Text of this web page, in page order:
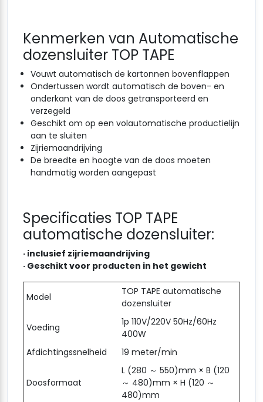
Kenmerken van Automatische
dozensluiter TOP TAPE
Vouwt automatisch de kartonnen bovenflappen
Ondertussen wordt automatisch de boven- en
onderkant van de doos getransporteerd en
verzegeld
Geschikt om op een volautomatische productielijn
aan te sluiten
Zijriemaandrijving
De breedte en hoogte van de doos moeten
handmatig worden aangepast
Specificaties TOP TAPE
automatische dozensluiter:
· inclusief zijriemaandrijving
· Geschikt voor producten in het gewicht
Model
TOP TAPE automatische
dozensluiter
Voeding
1p 110V/220V 50Hz/60Hz
400W
Afdichtingssnelheid
19 meter/min
Doosformaat
L (280 ～ 550)mm × B (120
～ 480)mm × H (120 ～
480)mm